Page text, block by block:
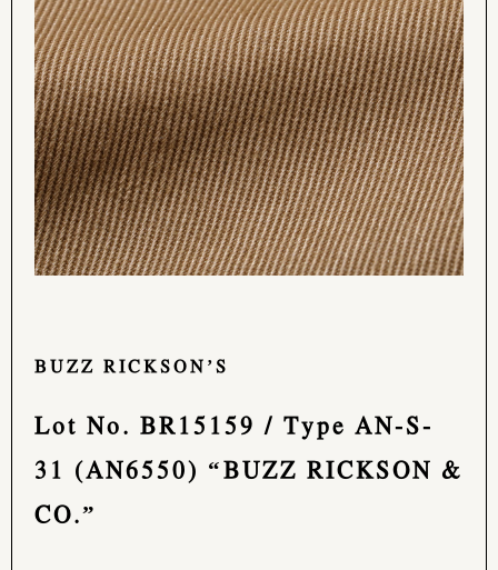
BUZZ RICKSON’S
Lot No. BR15159 / Type AN-S-
31 (AN6550) “BUZZ RICKSON &
CO.”